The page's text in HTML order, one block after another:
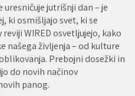
uresničuje jutrišnji dan – je
ki osmišljajo svet, ki se
WIRED osvetljujejo, kako
našega življenja – od kulture
Prebojni dosežki in
do novih načinov
panog.